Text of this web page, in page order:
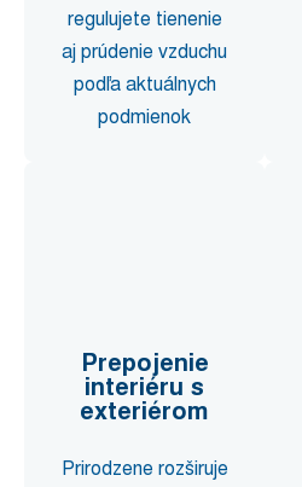
regulujete tienenie
aj prúdenie vzduchu
podľa aktuálnych
podmienok
Prepojenie
interiéru s
exteriérom
Prirodzene rozširuje